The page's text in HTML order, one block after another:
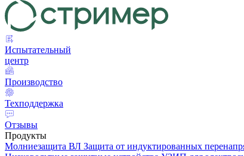
Испытательный
центр
Производство
Техподдержка
Отзывы
Продукты
Молниезащита ВЛ Защита от индуктированных